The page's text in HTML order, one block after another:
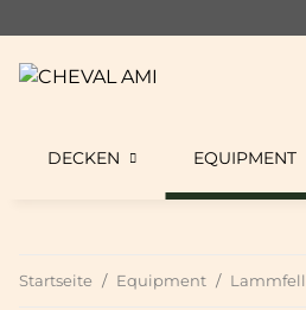
DECKEN EQUIPMENT
Startseite Equipment Lammfell